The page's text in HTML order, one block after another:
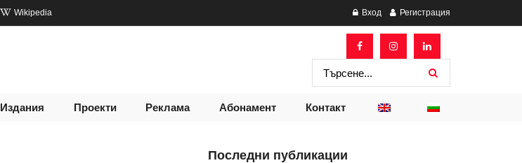
Wikipedia Вход Регистрация
Издания Проекти Реклама Абонамент Контакт
Последни публикации